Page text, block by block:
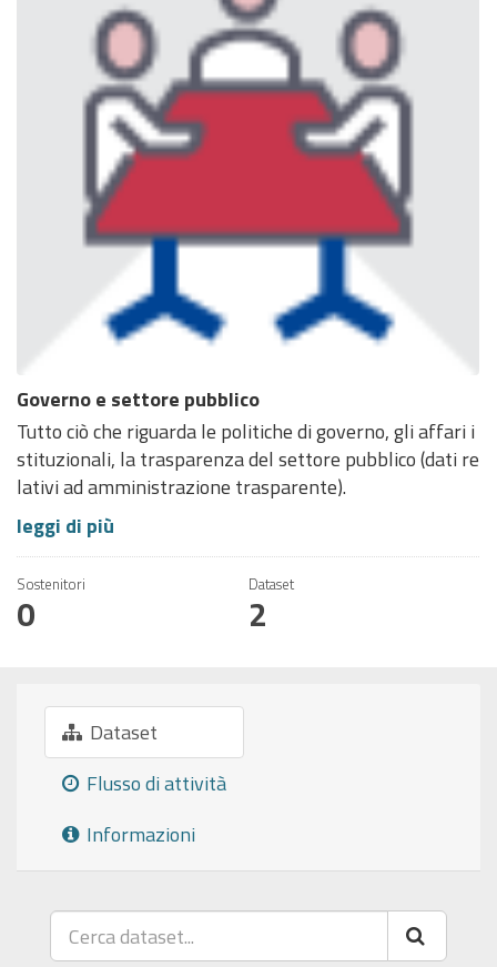
Governo e settore pubblico
Tutto ciò che riguarda le politiche di governo, gli affari i
stituzionali, la trasparenza del settore pubblico (dati re
lativi ad amministrazione trasparente).
leggi di più
Sostenitori
0
Dataset
2
Dataset
Flusso di attività
Informazioni